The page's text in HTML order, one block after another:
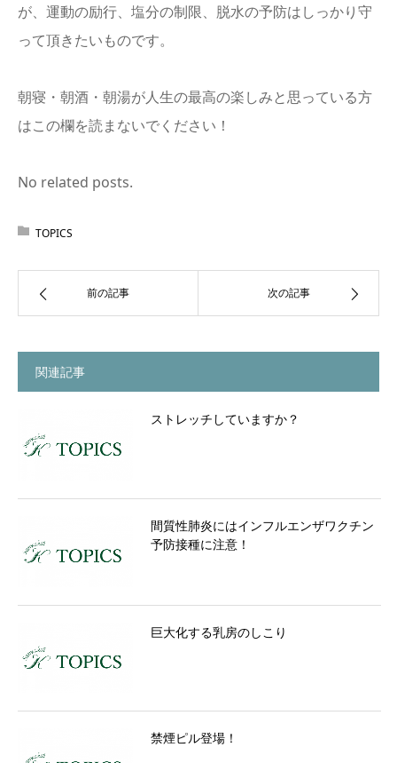
が、運動の励行、塩分の制限、脱水の予防はしっかり守
って頂きたいものです。
朝寝・朝酒・朝湯が人生の最高の楽しみと思っている方
はこの欄を読まないでください！
No related posts.
TOPICS
前の記事 次の記事
関連記事
ストレッチしていますか？
間質性肺炎にはインフルエンザワクチン
予防接種に注意！
巨大化する乳房のしこり
禁煙ピル登場！